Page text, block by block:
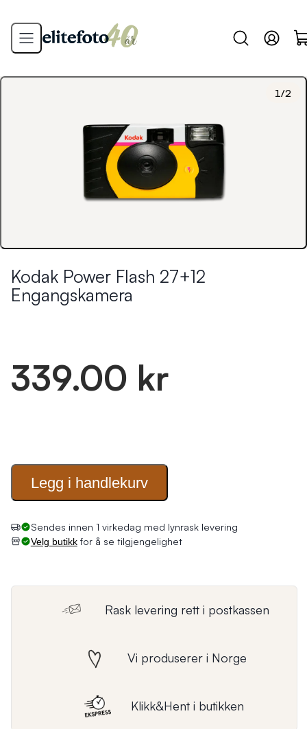
1 /2
Kodak Power Flash 27+12
Engangskamera
339.00 kr
Legg i handlekurv
Sendes innen 1 virkedag med lynrask levering
Velg butikkfor å se tilgjengelighet
Rask levering rett i postkassen
Vi produserer i Norge
Klikk&Hent i butikken